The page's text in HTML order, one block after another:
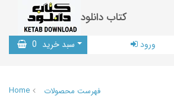
کتاب دانلود
سبد خرید 0 ورود
Home
فهرست محصولات